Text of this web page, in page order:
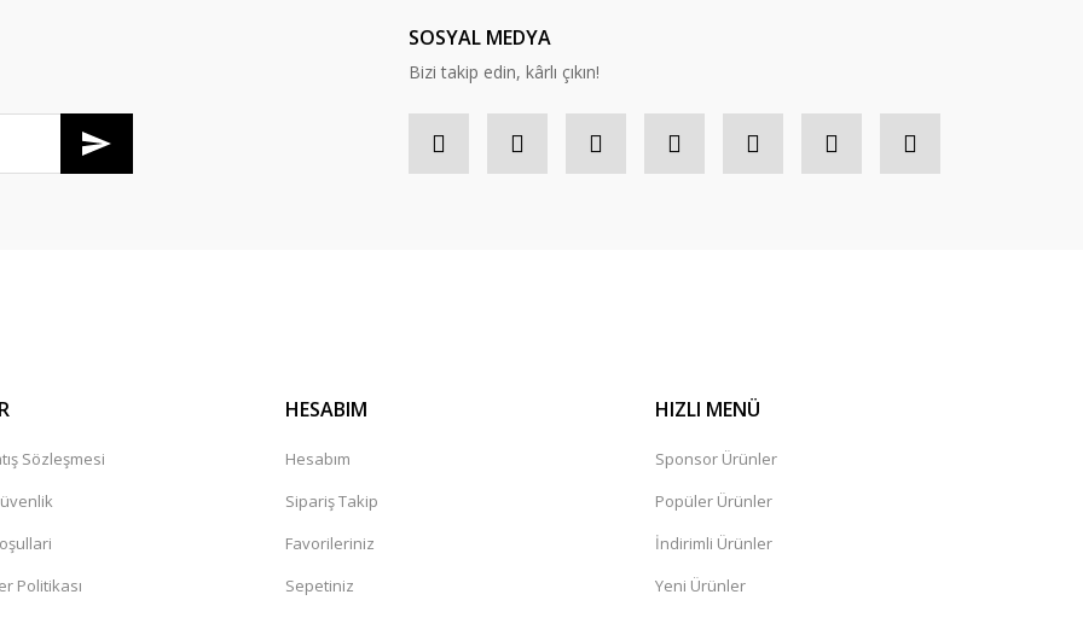
SOSYAL MEDYA
Bizi takip edin, kârlı çıkın!
Sözleşmesi
Politikası
HESABIM
Hesabım
Sipariş Takip
Favorileriniz
Sepetiniz
HIZLI MENÜ
Sponsor Ürünler
Popüler Ürünler
İndirimli Ürünler
Yeni Ürünler